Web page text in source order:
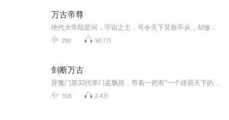
万古帝尊
292 90.7万
剑断万古
318 2.4万